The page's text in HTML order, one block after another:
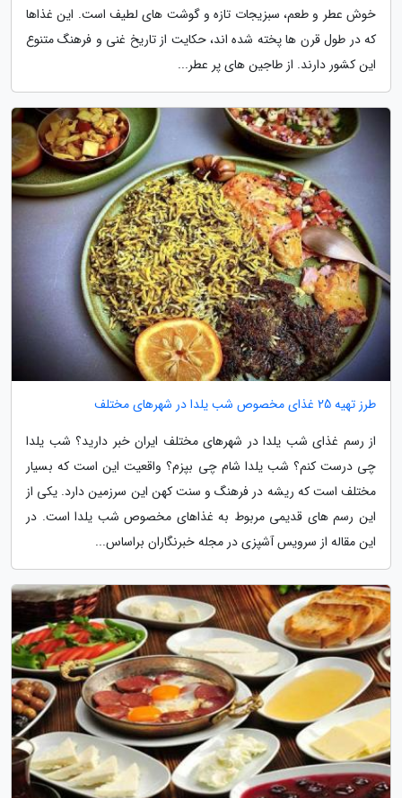
خوش عطر و طعم، سبزیجات تازه و گوشت های لطیف است. این غذاها
که در طول قرن ها پخته شده اند، حکایت از تاریخ غنی و فرهنگ متنوع
این کشور دارند. از طاجین های پر عطر...
طرز تهیه 25 غذای مخصوص شب یلدا در شهرهای مختلف
از رسم غذای شب یلدا در شهرهای مختلف ایران خبر دارید؟ شب یلدا
چی درست کنم؟ شب یلدا شام چی بپزم؟ واقعیت این است که بسیار
مختلف است که ریشه در فرهنگ و سنت کهن این سرزمین دارد. یکی از
این رسم های قدیمی مربوط به غذاهای مخصوص شب یلدا است. در
این مقاله از سرویس آشپزی در مجله خبرنگاران براساس...